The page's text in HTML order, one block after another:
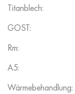
Titanblech:
GOST:
Rm:
A5:
Wärmebehandlung: